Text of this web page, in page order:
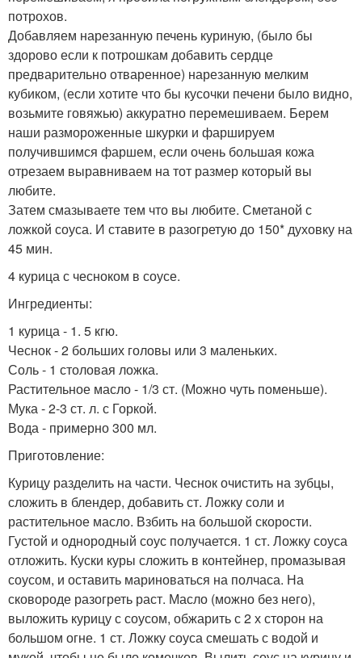
потрохов.
Добавляем нарезанную печень куриную, (было бы
здорово если к потрошкам добавить сердце
предварительно отваренное) нарезанную мелким
кубиком, (если хотите что бы кусочки печени было видно,
возьмите говяжью) аккуратно перемешиваем. Берем
наши размороженные шкурки и фаршируем
получившимся фаршем, если очень большая кожа
отрезаем выравниваем на тот размер который вы
любите.
Затем смазываете тем что вы любите. Сметаной с
ложкой соуса. И ставите в разогретую до 150* духовку на
45 мин.
4 курица с чесноком в соусе.
Ингредиенты:
1 курица - 1. 5 кгю.
Чеснок - 2 больших головы или 3 маленьких.
Соль - 1 столовая ложка.
Растительное масло - 1/3 ст. (Можно чуть поменьше).
Мука - 2-3 ст. л. с Горкой.
Вода - примерно 300 мл.
Приготовление:
Курицу разделить на части. Чеснок очистить на зубцы,
сложить в блендер, добавить ст. Ложку соли и
растительное масло. Взбить на большой скорости.
Густой и однородный соус получается. 1 ст. Ложку соуса
отложить. Куски куры сложить в контейнер, промазывая
соусом, и оставить мариноваться на полчаса. На
сковороде разогреть раст. Масло (можно без него),
выложить курицу с соусом, обжарить с 2 х сторон на
большом огне. 1 ст. Ложку соуса смешать с водой и